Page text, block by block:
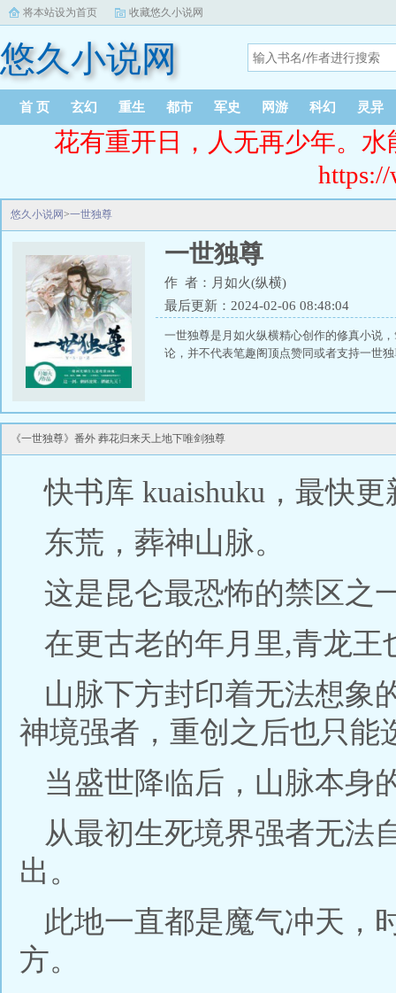
将本站设为首页 收藏悠久小说网
悠久小说网
首 页 玄幻 重生 都市 军史 网游 科幻 灵异
花有重开日，人无再少年。
悠久小说网>一世独尊
一世独尊
作 者：月如火(纵横)
最后更新：2024-02-06 08:48:04
一世独尊是月如火纵横精心创作的修真小说
论，并不代表笔趣阁顶点赞同或者支持一世
《一世独尊》番外 葬花归来天上地下唯剑独尊
快书库 kuaishuku，最快
东荒，葬神山脉。
这是昆仑最恐怖的禁区之
在更古老的年月里,青龙王
山脉下方封印着无法想象
神境强者，重创之后也只能
当盛世降临后，山脉本身
从最初生死境界强者无法
出。
此地一直都是魔气冲天，
方。